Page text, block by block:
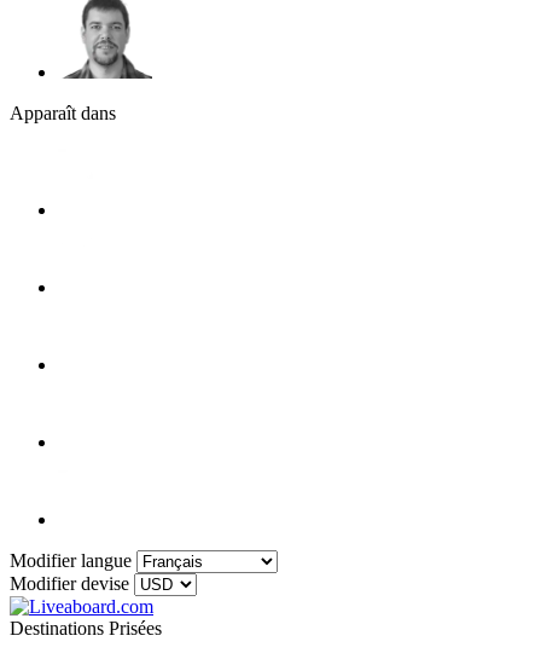
Apparaît dans
Modifier langue
Modifier devise
Destinations Prisées